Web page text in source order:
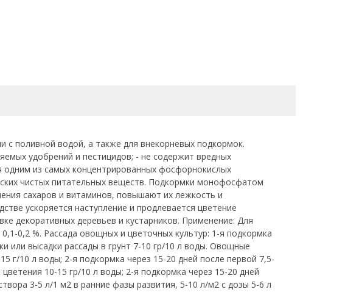
поливной водой, а также для внекорневых подкормок.
удобрений и пестицидов; - не содержит вредных
из самых концентрированных фосфорнокислых
чистых питательных веществ. Подкормки монофосфатом
сахаров и витаминов, повышают их лежкость и
ускоряется наступление и продлевается цветение
декоративных деревьев и кустарников. Применение: Для
0,2 %. Рассада овощных и цветочных культур: 1-я подкормка
или высадки рассады в грунт 7-10 гр/10 л воды. Овощные
г/10 л воды; 2-я подкормка через 15-20 дней после первой 7,5-
10-15 гр/10 л воды; 2-я подкормка через 15-20 дней
3-5 л/1 м2 в ранние фазы развития, 5-10 л/м2 с дозы 5-6 л